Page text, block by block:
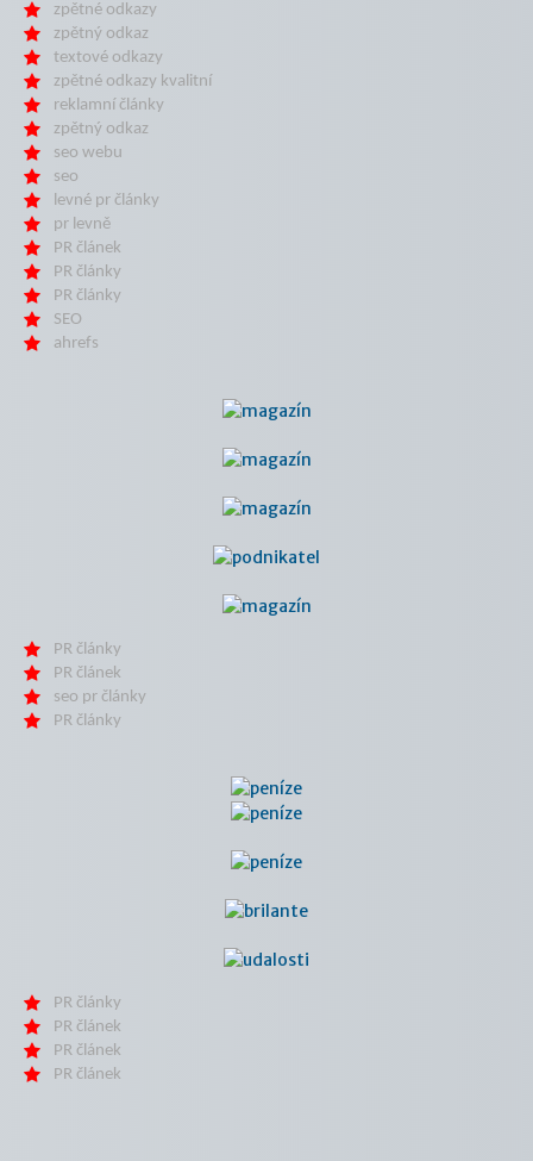
zpětné odkazy
zpětný odkaz
textové odkazy
zpětné odkazy kvalitní
reklamní články
zpětný odkaz
seo webu
seo
levné pr články
pr levně
PR článek
PR články
PR články
SEO
ahrefs
PR články
PR článek
seo pr články
PR články
PR články
PR článek
PR článek
PR článek